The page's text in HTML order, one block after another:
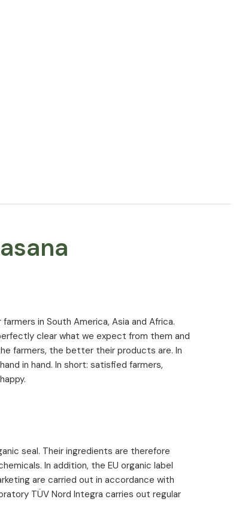
in South America, Asia and Africa.
clear what we expect from them and
farmers, the better their products are. In
in hand. In short: satisfied farmers,
seal. Their ingredients are therefore
In addition, the EU organic label
are carried out in accordance with
TÜV Nord Integra carries out regular